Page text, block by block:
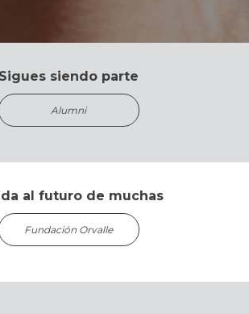
Sigues siendo parte
Alumni
al futuro de muchas
Fundación Orvalle